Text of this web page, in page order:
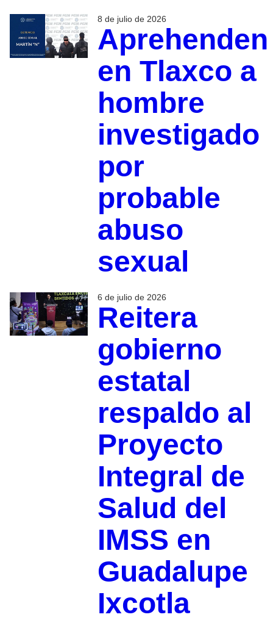
8 de julio de 2026
Aprehenden
en Tlaxco a
hombre
investigado
por
probable
abuso
sexual
6 de julio de 2026
Reitera
gobierno
estatal
respaldo al
Proyecto
Integral de
Salud del
IMSS en
Guadalupe
Ixcotla